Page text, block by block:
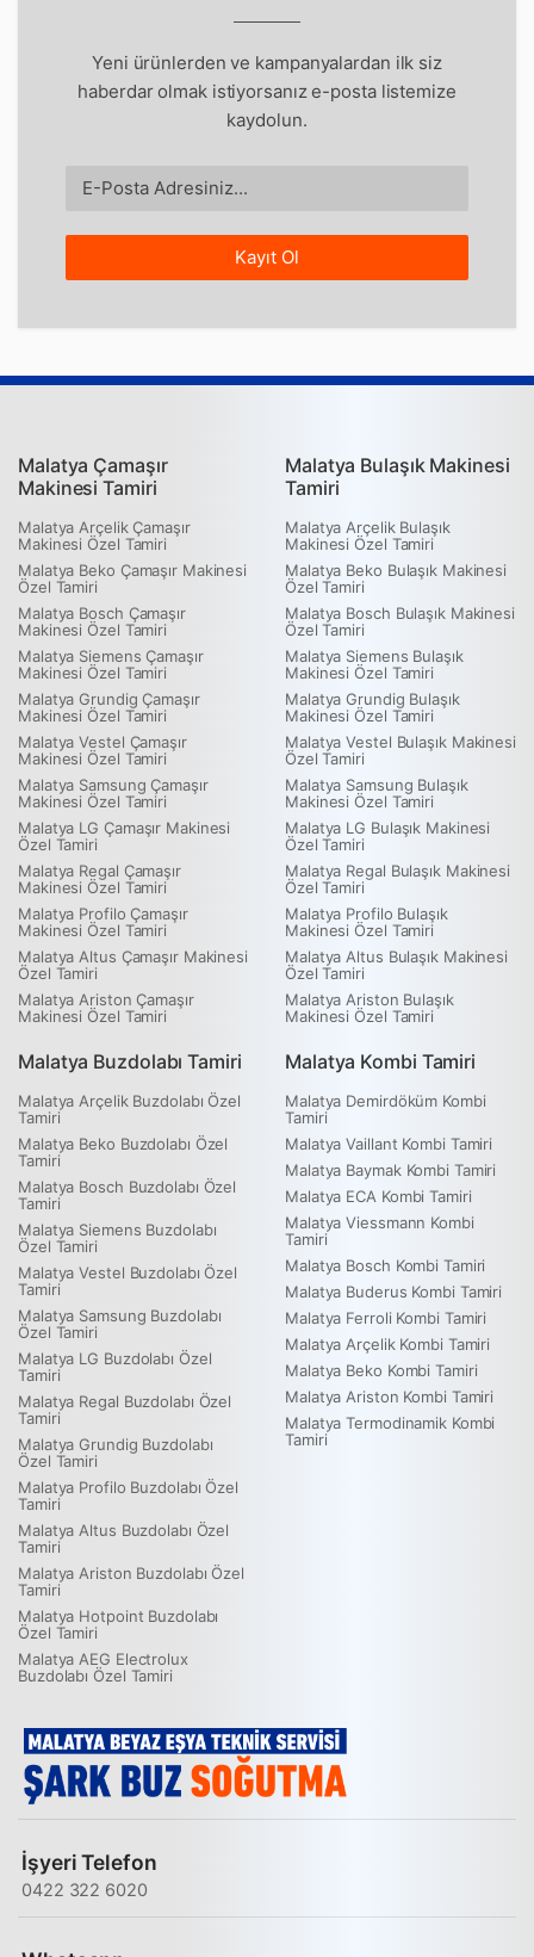
Yeni ürünlerden ve kampanyalardan ilk siz
haberdar olmak istiyorsanız e-posta listemize
kaydolun.
Kayıt Ol
Malatya Çamaşır
Makinesi Tamiri
Malatya Arçelik Çamaşır
Makinesi Özel Tamiri
Malatya Beko Çamaşır Makinesi
Özel Tamiri
Malatya Bosch Çamaşır
Makinesi Özel Tamiri
Malatya Siemens Çamaşır
Makinesi Özel Tamiri
Malatya Grundig Çamaşır
Makinesi Özel Tamiri
Malatya Vestel Çamaşır
Makinesi Özel Tamiri
Malatya Samsung Çamaşır
Makinesi Özel Tamiri
Malatya LG Çamaşır Makinesi
Özel Tamiri
Malatya Regal Çamaşır
Makinesi Özel Tamiri
Malatya Profilo Çamaşır
Makinesi Özel Tamiri
Malatya Altus Çamaşır Makinesi
Özel Tamiri
Malatya Ariston Çamaşır
Makinesi Özel Tamiri
Malatya Bulaşık Makinesi
Tamiri
Malatya Arçelik Bulaşık
Makinesi Özel Tamiri
Malatya Beko Bulaşık Makinesi
Özel Tamiri
Malatya Bosch Bulaşık Makinesi
Özel Tamiri
Malatya Siemens Bulaşık
Makinesi Özel Tamiri
Malatya Grundig Bulaşık
Makinesi Özel Tamiri
Malatya Vestel Bulaşık Makinesi
Özel Tamiri
Malatya Samsung Bulaşık
Makinesi Özel Tamiri
Malatya LG Bulaşık Makinesi
Özel Tamiri
Malatya Regal Bulaşık Makinesi
Özel Tamiri
Malatya Profilo Bulaşık
Makinesi Özel Tamiri
Malatya Altus Bulaşık Makinesi
Özel Tamiri
Malatya Ariston Bulaşık
Makinesi Özel Tamiri
Malatya Buzdolabı Tamiri
Malatya Arçelik Buzdolabı Özel
Tamiri
Malatya Beko Buzdolabı Özel
Tamiri
Malatya Bosch Buzdolabı Özel
Tamiri
Malatya Siemens Buzdolabı
Özel Tamiri
Malatya Vestel Buzdolabı Özel
Tamiri
Malatya Samsung Buzdolabı
Özel Tamiri
Malatya LG Buzdolabı Özel
Tamiri
Malatya Regal Buzdolabı Özel
Tamiri
Malatya Grundig Buzdolabı
Özel Tamiri
Malatya Profilo Buzdolabı Özel
Tamiri
Malatya Altus Buzdolabı Özel
Tamiri
Malatya Ariston Buzdolabı Özel
Tamiri
Malatya Hotpoint Buzdolabı
Özel Tamiri
Malatya AEG Electrolux
Buzdolabı Özel Tamiri
Malatya Kombi Tamiri
Malatya Demirdöküm Kombi
Tamiri
Malatya Vaillant Kombi Tamiri
Malatya Baymak Kombi Tamiri
Malatya ECA Kombi Tamiri
Malatya Viessmann Kombi
Tamiri
Malatya Bosch Kombi Tamiri
Malatya Buderus Kombi Tamiri
Malatya Ferroli Kombi Tamiri
Malatya Arçelik Kombi Tamiri
Malatya Beko Kombi Tamiri
Malatya Ariston Kombi Tamiri
Malatya Termodinamik Kombi
Tamiri
İşyeri Telefon
0422 322 6020